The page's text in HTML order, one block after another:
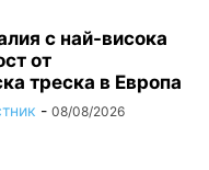
с най-висока
от
треска в Европа
- 08/08/2026